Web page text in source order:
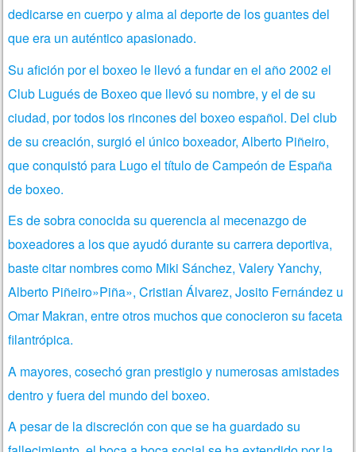
dedicarse en cuerpo y alma al deporte de los guantes del
que era un auténtico apasionado.
Su afición por el boxeo le llevó a fundar en el año 2002 el
Club Lugués de Boxeo que llevó su nombre, y el de su
ciudad, por todos los rincones del boxeo español. Del club
de su creación, surgió el único boxeador, Alberto Piñeiro,
que conquistó para Lugo el título de Campeón de España
de boxeo.
Es de sobra conocida su querencia al mecenazgo de
boxeadores a los que ayudó durante su carrera deportiva,
baste citar nombres como Miki Sánchez, Valery Yanchy,
Alberto Piñeiro»Piña», Cristian Álvarez, Josito Fernández u
Omar Makran, entre otros muchos que conocieron su faceta
filantrópica.
A mayores, cosechó gran prestigio y numerosas amistades
dentro y fuera del mundo del boxeo.
A pesar de la discreción con que se ha guardado su